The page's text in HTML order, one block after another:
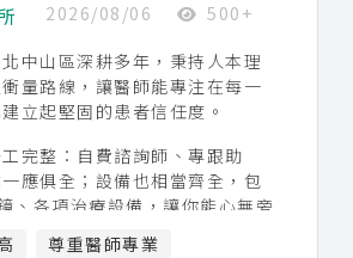
2026/08/06
500+
中山區深耕多年，秉持人本理
量路線，讓醫師能專注在每一
立起堅固的患者信任度。
完整：自費諮詢師、專跟助
應俱全；設備也相當齊全，包
、各項治療設備，讓你能心無旁
尊重醫師專業